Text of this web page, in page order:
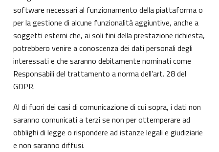
software necessari al funzionamento della piattaforma o
per la gestione di alcune funzionalità aggiuntive, anche a
soggetti esterni che, ai soli fini della prestazione richiesta,
potrebbero venire a conoscenza dei dati personali degli
interessati e che saranno debitamente nominati come
Responsabili del trattamento a norma dell’art. 28 del
GDPR.
Al di fuori dei casi di comunicazione di cui sopra, i dati non
saranno comunicati a terzi se non per ottemperare ad
obblighi di legge o rispondere ad istanze legali e giudiziarie
e non saranno diffusi.